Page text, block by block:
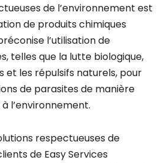
de l’environnement est
de produits chimiques
l’utilisation de
telles que la lutte biologique,
et les répulsifs naturels, pour
de parasites de manière
l’environnement.
respectueuses de
de Easy Services